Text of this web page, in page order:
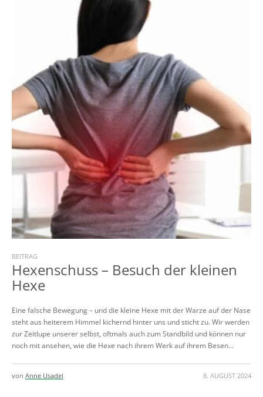
BEITRAG
Hexenschuss – Besuch der kleinen
Hexe
Eine falsche Bewegung – und die kleine Hexe mit der Warze auf der Nase
steht aus heiterem Himmel kichernd hinter uns und sticht zu. Wir werden
zur Zeitlupe unserer selbst, oftmals auch zum Standbild und können nur
noch mit ansehen, wie die Hexe nach ihrem Werk auf ihrem Besen...
8. AUGUST 2024
von Anne Usadel